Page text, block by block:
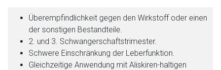
Überempfindlichkeit gegen den Wirkstoff oder einen
der sonstigen Bestandteile.
2. und 3. Schwangerschaftstrimester.
Schwere Einschränkung der Leberfunktion.
Gleichzeitige Anwendung mit Aliskiren-haltigen